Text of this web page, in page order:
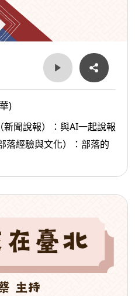
)
新聞說報）：與AI一起說報